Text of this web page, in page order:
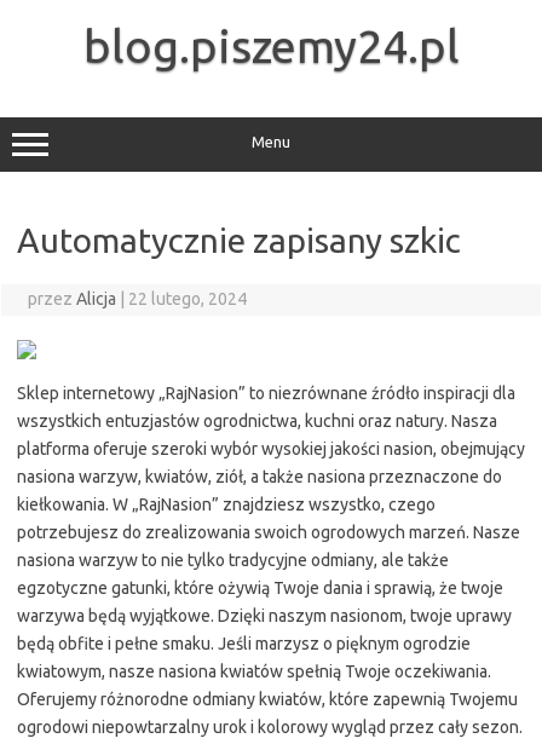
blog.piszemy24.pl
Menu
Automatycznie zapisany szkic
przez Alicja 22 lutego, 2024
Sklep internetowy „RajNasion” to niezrównane źródło inspiracji dla
wszystkich entuzjastów ogrodnictwa, kuchni oraz natury. Nasza
platforma oferuje szeroki wybór wysokiej jakości nasion, obejmujący
nasiona warzyw, kwiatów, ziół, a także nasiona przeznaczone do
kiełkowania. W „RajNasion” znajdziesz wszystko, czego
potrzebujesz do zrealizowania swoich ogrodowych marzeń. Nasze
nasiona warzyw to nie tylko tradycyjne odmiany, ale także
egzotyczne gatunki, które ożywią Twoje dania i sprawią, że twoje
warzywa będą wyjątkowe. Dzięki naszym nasionom, twoje uprawy
będą obfite i pełne smaku. Jeśli marzysz o pięknym ogrodzie
kwiatowym, nasze nasiona kwiatów spełnią Twoje oczekiwania.
Oferujemy różnorodne odmiany kwiatów, które zapewnią Twojemu
ogrodowi niepowtarzalny urok i kolorowy wygląd przez cały sezon.